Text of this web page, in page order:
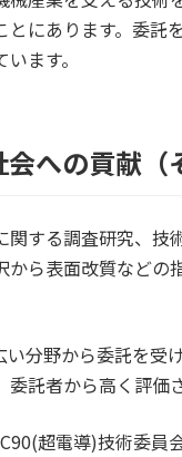
にあります。委託
ます。
への貢献（
する調査研究、
ら表面改質など
分野から委託を受
託者から高く評価
超電導)技術委